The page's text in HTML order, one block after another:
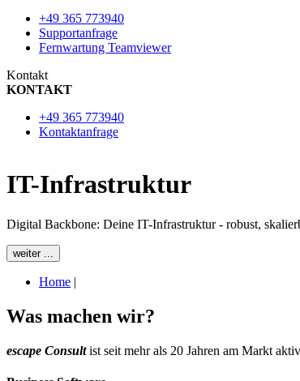
+49 365 773940
Supportanfrage
Fernwartung Teamviewer
Kontakt
KONTAKT
+49 365 773940
Kontaktanfrage
IT-Infrastruktur
Digital Backbone: Deine IT-Infrastruktur - robust,
weiter ...
Home |
Was machen wir?
escape Consultist seit mehr als 20 Jahren am Markt